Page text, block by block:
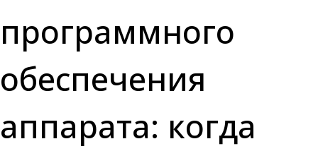
программного
обеспечения
аппарата: когда